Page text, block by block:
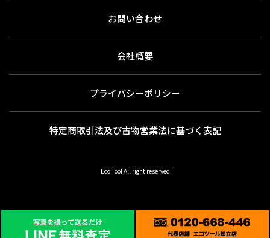
お問い合わせ
会社概要
プライバシーポリシー
特定商取引法及び古物営業法に基づく表記
Eco Tool All right reserved